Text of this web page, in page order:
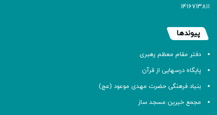
۱۴۱۶۷۱۳۸۱۱
پیوندها
دفتر مقام معظم رهبری
پایگاه درسهایی از قرآن
بنیاد فرهنگی حضرت مهدی موعود (عج)
مجمع خیرین مسجد ساز